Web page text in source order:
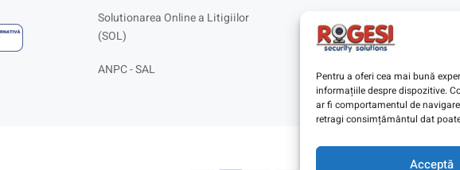
Pentru a oferi cea mai bună
informațiile despre dispozitive.
ar fi comportamentul de
retragi consimțământul dat
Acceptă
Solutionarea Online a Litigiilor
(SOL)
ANPC - SAL